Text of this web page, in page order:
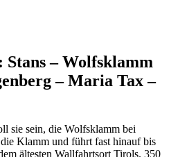
– Wolfsklamm
– Maria Tax –
sie sein, die Wolfsklamm bei
Klamm und führt fast hinauf bis
ältesten Wallfahrtsort Tirols. 350